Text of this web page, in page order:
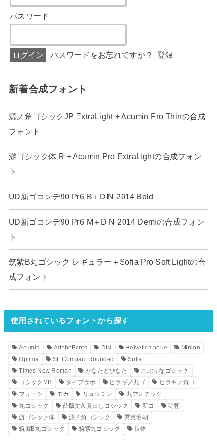
パスワード
パスワードをお忘れですか？ 登録
新着合成フォント
源ノ角ゴシックJP ExtraLight + Acumin Pro Thinの合成
フォント
游ゴシック体 R + Acumin Pro ExtraLightの合成フォン
ト
UD新ゴコンデ90 Pr6 B＋DIN 2014 Bold
UD新ゴコンデ90 Pr6 M＋DIN 2014 Demiの合成フォン
ト
筑紫B丸ゴシック レギュラー＋Sofia Pro Soft Lightの合
成フォント
使用されているフォントから探す
Acumin AdobeFonts DIN Helvetica neue
Minion
Optima
SF Compact Rounded
Sofia
Times New Roman
かなたとひなた
こぶりなゴシック
ゴシックMB
タイプラボ ヒラギノ丸ゴ
ヒラギノ角ゴ
フォーク
モガ リュウミン
丸アンチック
丸ゴシック
凸版文久見出しゴシック 新ゴ
明朝
游ゴシック体
源ノ角ゴシック
秀英明朝
筑紫B丸ゴシック
筑紫丸ゴシック 長体